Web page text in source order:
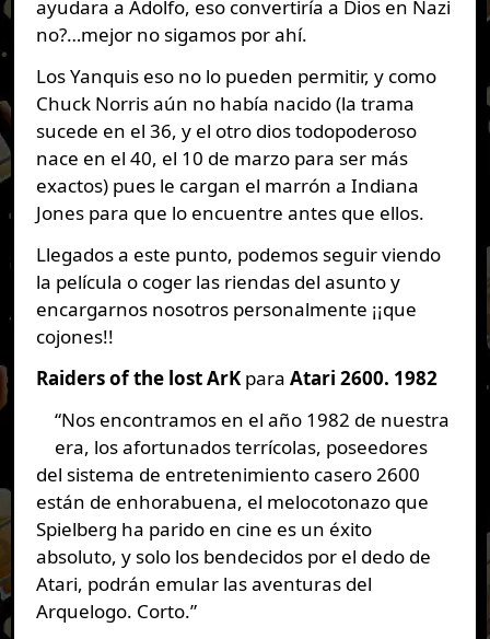
ayudara a Adolfo, eso convertiría a Dios en Nazi
no?…mejor no sigamos por ahí.
Los Yanquis eso no lo pueden permitir, y como
Chuck Norris aún no había nacido (la trama
sucede en el 36, y el otro dios todopoderoso
nace en el 40, el 10 de marzo para ser más
exactos) pues le cargan el marrón a Indiana
Jones para que lo encuentre antes que ellos.
Llegados a este punto, podemos seguir viendo
la película o coger las riendas del asunto y
encargarnos nosotros personalmente ¡¡que
cojones!!
Raiders of the lost ArK para Atari 2600. 1982
“Nos encontramos en el año 1982 de nuestra
era, los afortunados terrícolas, poseedores
del sistema de entretenimiento casero 2600
están de enhorabuena, el melocotonazo que
Spielberg ha parido en cine es un éxito
absoluto, y solo los bendecidos por el dedo de
Atari, podrán emular las aventuras del
Arquelogo. Corto.”